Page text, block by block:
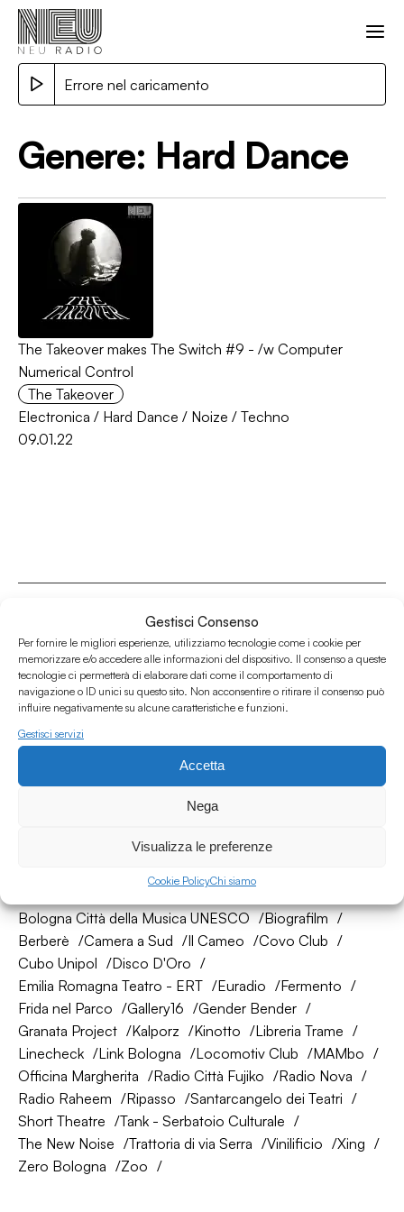
Gestisci Consenso
Per fornire le migliori esperienze, utilizziamo tecnologie come i cookie per
memorizzare e/o accedere alle informazioni del dispositivo. Il consenso a queste
tecnologie ci permetterà di elaborare dati come il comportamento di
navigazione o ID unici su questo sito. Non acconsentire o ritirare il consenso può
influire negativamente su alcune caratteristiche e funzioni.
Gestisci servizi
Accetta
Nega
Visualizza le preferenze
Cookie PolicyChi siamo
Errore nel caricamento
Genere: Hard Dance
The Takeover makes The Switch #9 - /w Computer
Numerical Control
The Takeover
Electronica / Hard Dance / Noize / Techno
09.01.22
Associazione Culturale Humus
Via degli Orti 63, Bologna 40137
IVA: IT03691751204
CF: 03691751204
Bologna Città della Musica UNESCO
Biografilm
Berberè
Camera a Sud Il Cameo
Covo Club
Cubo Unipol
Disco D'Oro
Emilia Romagna Teatro - ERT
Euradio
Fermento
Frida nel Parco
Gallery16
Gender Bender
Granata Project
Kalporz Kinotto
Libreria Trame
Linecheck
Link Bologna Locomotiv Club
MAMbo
Officina Margherita
Radio Città Fujiko
Radio Nova
Radio Raheem
Ripasso
Santarcangelo dei Teatri
Short Theatre
Tank - Serbatoio Culturale
The New Noise
Trattoria di via Serra Vinilificio
Xing
Zero Bologna
Zoo